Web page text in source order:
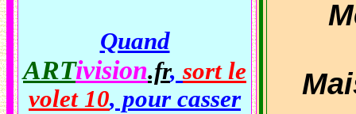
Quand
ARTivision.fr, sort le
volet 10, pour casser